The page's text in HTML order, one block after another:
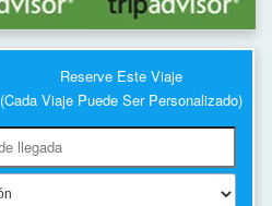
Reserve Este Viaje
(Cada Viaje Puede Ser Personalizado)